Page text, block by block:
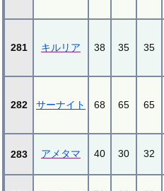
281 キルリア 38 35 35
282 サーナイト 68 65 65
283 アメタマ 40 30 32